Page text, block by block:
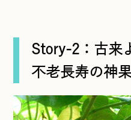
Story-2：古来
不老長寿の神